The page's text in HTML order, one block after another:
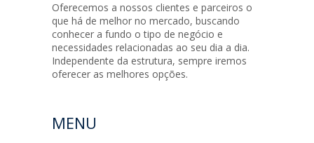
Oferecemos a nossos clientes e parceiros o
que há de melhor no mercado, buscando
conhecer a fundo o tipo de negócio e
necessidades relacionadas ao seu dia a dia.
Independente da estrutura, sempre iremos
oferecer as melhores opções.
MENU